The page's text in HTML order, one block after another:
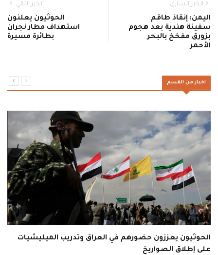
الخبر السابق
اليمن: إنقاذ طاقم
سفينة هندية بعد هجوم
بزورق مفخخ بالبحر
الأحمر
الخبر التالي
الحوثيون يعلنون
استهداف مطار نجران
بطائرة مسيرة
اخبار من القسم
الحوثيون يعززون حضورهم في العراق وتدريب الميليشيات
على إطلاق الصواريخ